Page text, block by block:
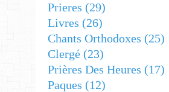
Prieres (29)
Livres (26)
Chants Orthodoxes (25)
Clergé (23)
Prières Des Heures (17)
Paques (12)